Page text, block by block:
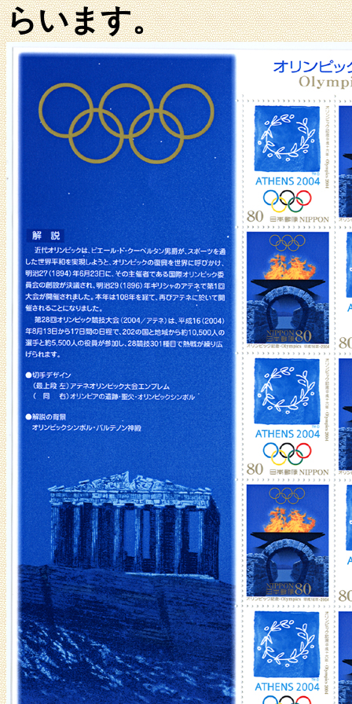
らいます。